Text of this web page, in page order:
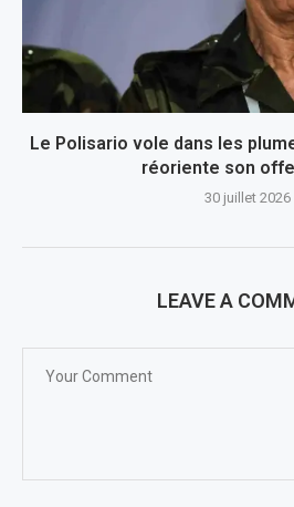
Le Polisario vole dans les
réoriente son
30 juillet 2026
LEAVE A